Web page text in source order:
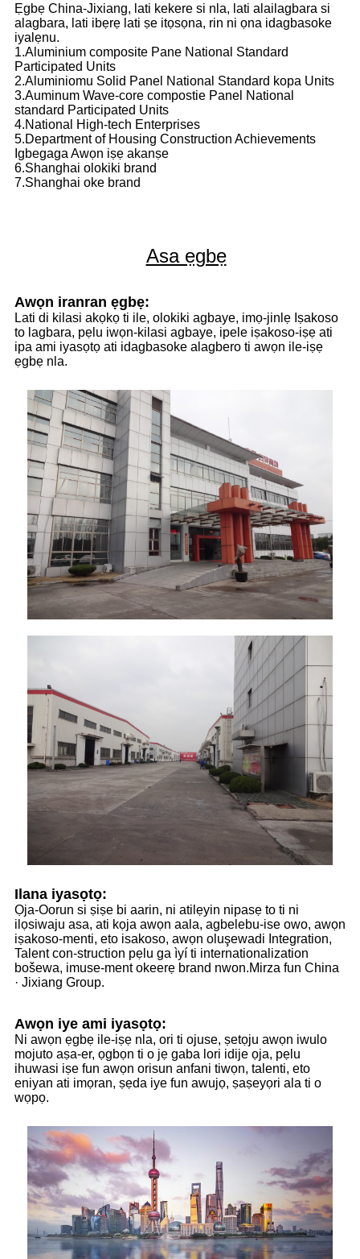
Ẹgbẹ China-Jixiang, lati kekere si nla, lati alailagbara si
alagbara, lati ibẹrẹ lati ṣe itọsọna, rin ni ọna idagbasoke
iyalẹnu.
1.Aluminium composite Pane National Standard
Participated Units
2.Aluminiomu Solid Panel National Standard kopa Units
3.Auminum Wave-core compostie Panel National
standard Participated Units
4.National High-tech Enterprises
5.Department of Housing Construction Achievements
Igbegaga Awọn iṣẹ akanṣe
6.Shanghai olokiki brand
7.Shanghai oke brand
Asa ẹgbẹ
Awọn iranran ẹgbẹ:
Lati di kilasi akọkọ ti ile, olokiki agbaye, imọ-jinlẹ Iṣakoso
to lagbara, pẹlu iwọn-kilasi agbaye, ipele iṣakoso-iṣẹ ati
ipa ami iyasọtọ ati idagbasoke alagbero ti awọn ile-iṣẹ
ẹgbẹ nla.
Ilana iyasọtọ:
Ọja-Oorun si ṣiṣe bi aarin, ni atilẹyin nipasẹ to ti ni
ilọsiwaju asa, ati kọja awọn aala, agbelebu-ise owo, awọn
iṣakoso-menti, eto isakoso, awọn oluşewadi Integration,
Talent con-struction pẹlu ga ìyí ti internationalization
bošewa, imuse-ment okeerẹ brand nwon.Mirza fun China
· Jixiang Group.
Awọn iye ami iyasọtọ:
Ni awọn ẹgbẹ ile-iṣẹ nla, ori ti ojuse, ṣetọju awọn iwulo
mojuto aṣa-er, ọgbọn ti o jẹ gaba lori idije ọja, pẹlu
ihuwasi iṣe fun awọn orisun anfani tiwọn, talenti, eto
eniyan ati imọran, ṣẹda iye fun awujọ, ṣaṣeyọri ala ti o
wọpọ.